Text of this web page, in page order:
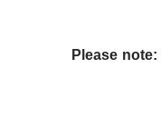
Please note: